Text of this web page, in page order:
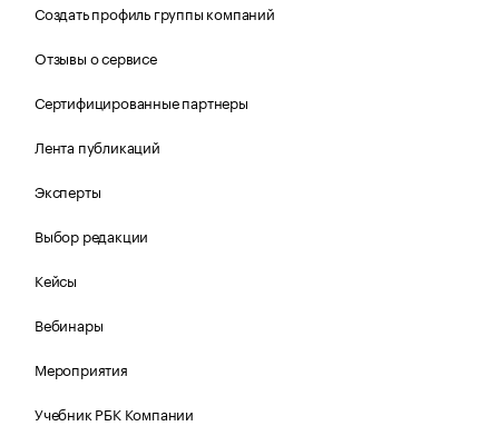
Создать профиль группы компаний
Отзывы о сервисе
Сертифицированные партнеры
Лента публикаций
Эксперты
Выбор редакции
Кейсы
Вебинары
Мероприятия
Учебник РБК Компании